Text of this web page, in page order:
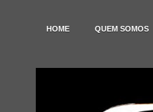
HOME QUEM SOMOS